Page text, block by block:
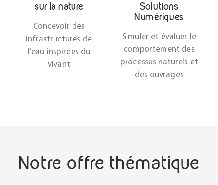
sur la nature
Concevoir des
infrastructures de
l’eau inspirées du
vivant
Solutions
Numériques
Simuler et évaluer le
comportement des
processus naturels et
des ouvrages
Notre offre thématique